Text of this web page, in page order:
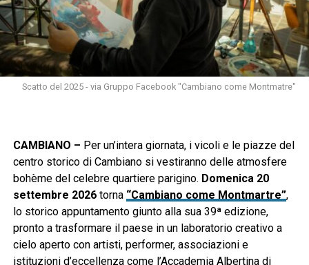
Scatto del 2025 - via Gruppo Facebook "Cambiano come Montmatre"
CAMBIANO – Per un’intera giornata, i vicoli e le piazze del
centro storico di Cambiano si vestiranno delle atmosfere
bohème del celebre quartiere parigino. Domenica 20
settembre 2026torna “Cambiano come Montmartre”,
lo storico appuntamento giunto alla sua 39ª edizione,
pronto a trasformare il paese in un laboratorio creativo a
cielo aperto con artisti, performer, associazioni e
istituzioni d’eccellenza come l’Accademia Albertina di